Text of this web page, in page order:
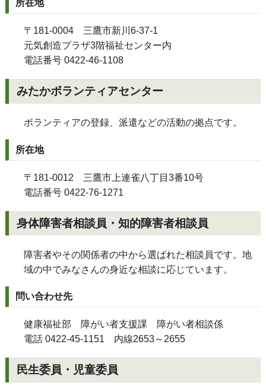
所在地
〒181-0004 三鷹市新川6-37-1
元気創造プラザ3階福祉センター内
電話番号 0422-46-1108
みたかボランティアセンター
ボランティアの登録、派遣などの活動の拠点です。
所在地
〒181-0012 三鷹市上連雀八丁目3番10号
電話番号 0422-76-1271
身体障害者相談員・知的障害者相談員
障害者やその関係者の中から選ばれた相談員です。地
域の中でみなさんの身近な相談に応じています。
問い合わせ先
健康福祉部 障がい者支援課 障がい者相談係
電話 0422-45-1151 内線2653～2655
民生委員・児童委員